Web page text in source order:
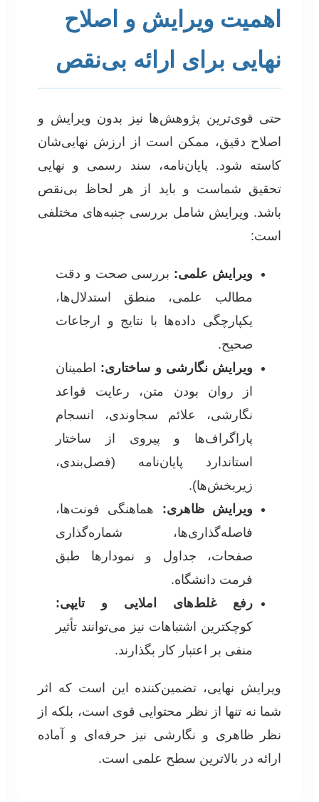
اهمیت ویرایش و اصلاح
نهایی برای ارائه بی‌نقص
حتی قوی‌ترین پژوهش‌ها نیز بدون ویرایش و
اصلاح دقیق، ممکن است از ارزش نهایی‌شان
کاسته شود. پایان‌نامه، سند رسمی و نهایی
تحقیق شماست و باید از هر لحاظ بی‌نقص
باشد. ویرایش شامل بررسی جنبه‌های مختلفی
است:
ویرایش علمی: بررسی صحت و دقت
مطالب علمی، منطق استدلال‌ها،
یکپارچگی داده‌ها با نتایج و ارجاعات
صحیح.
ویرایش نگارشی و ساختاری: اطمینان
از روان بودن متن، رعایت قواعد
نگارشی، علائم سجاوندی، انسجام
پاراگراف‌ها و پیروی از ساختار
استاندارد پایان‌نامه (فصل‌بندی،
زیربخش‌ها).
ویرایش ظاهری: هماهنگی فونت‌ها،
فاصله‌گذاری‌ها، شماره‌گذاری
صفحات، جداول و نمودارها طبق
فرمت دانشگاه.
رفع غلط‌های املایی و تایپی:
کوچکترین اشتباهات نیز می‌توانند تأثیر
منفی بر اعتبار کار بگذارند.
ویرایش نهایی، تضمین‌کننده این است که اثر
شما نه تنها از نظر محتوایی قوی است، بلکه از
نظر ظاهری و نگارشی نیز حرفه‌ای و آماده
ارائه در بالاترین سطح علمی است.